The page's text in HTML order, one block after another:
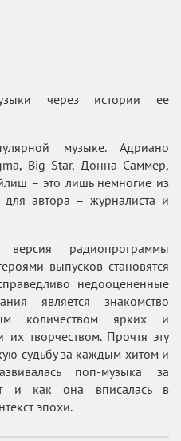
через истории ее
музыке. Адриано
Big Star, Донна Саммер,
– это лишь немногие из
для автора – журналиста и
радиопрограммы
выпусков становятся
недооцененные
является знакомство
количеством ярких и
их творчеством. Прочтя эту
судьбу за каждым хитом и
поп-музыка за
и как она вписалась в
эпохи.